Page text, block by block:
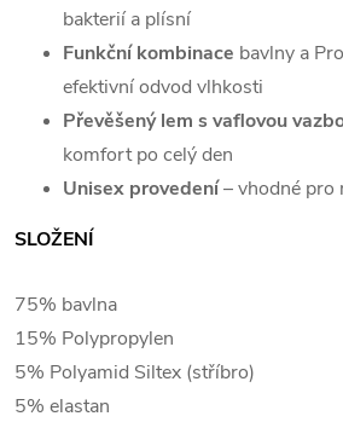
bakterií a plísní
Funkční kombinace bavlny a
efektivní odvod vlhkosti
Převěšený lem s vaflovou
komfort po celý den
Unisex provedení– vhodné pro
SLOŽENÍ
75% bavlna
15% Polypropylen
5% Polyamid Siltex (stříbro)
5% elastan